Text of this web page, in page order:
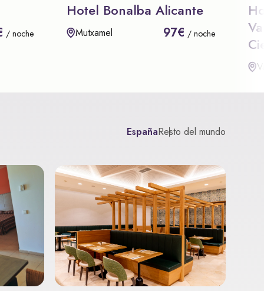
/ noche
Hotel Bonalba Alicante
Mutxamel 97€ / noche
EspañaResto del mundo